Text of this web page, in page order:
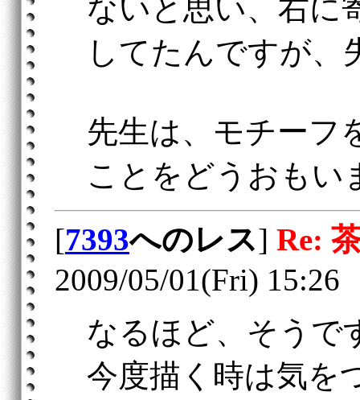
ないと思い、右に
してたんですが、
先生は、モチーフ
ことをどうおもい
[7393へのレス] Re:
2009/05/01(Fri) 15:26
なるほど、そうで
今度描く時は気を